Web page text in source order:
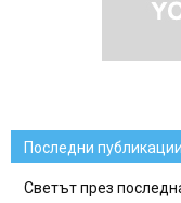
Последни публикации
Светът през